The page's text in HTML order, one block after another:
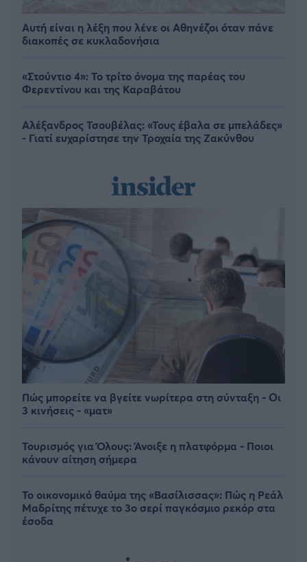
Αυτή είναι η λέξη που λένε οι Αθηνέζοι όταν πάνε
διακοπές σε κυκλαδονήσια
«Στούντιο 4»: Το τρίτο όνομα της παρέας του
Φερεντίνου και της Καραβάτου
Αλέξανδρος Τσουβέλας: «Τους έβαλα σε μπελάδες»
- Γιατί ευχαρίστησε την Τροχαία της Ζακύνθου
Πώς μπορείτε να βγείτε νωρίτερα στη σύνταξη - Οι
3 κινήσεις - «ματ»
Τουρισμός για Όλους: Άνοιξε η πλατφόρμα - Ποιοι
κάνουν αίτηση σήμερα
Το οικονομικό θαύμα της «Βασίλισσας»: Πώς η Ρεάλ
Μαδρίτης πέτυχε το 3ο σερί παγκόσμιο ρεκόρ στα
έσοδα